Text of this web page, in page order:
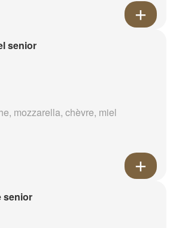
senior
mozzarella, chèvre, miel
senior